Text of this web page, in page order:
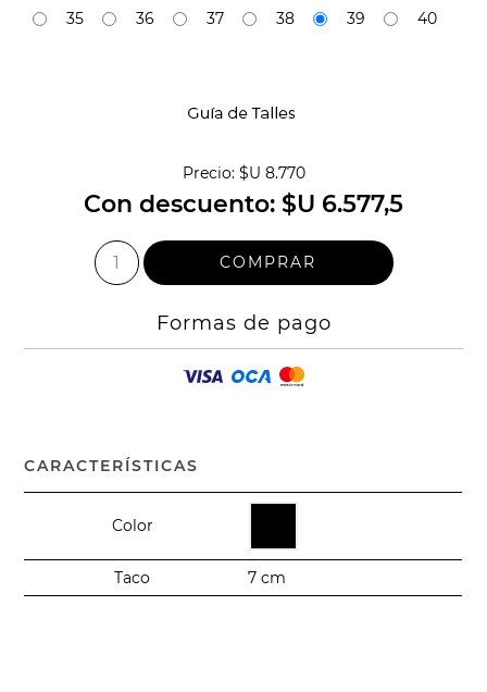
35
36 37 38 39 40
Precio: $U 8.770
Con descuento: $U 6.577,5
Formas de pago
CARACTERÍSTICAS
Color
Taco 7 cm